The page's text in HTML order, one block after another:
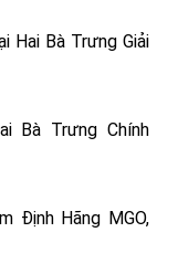
Hai Bà Trưng Giải
Bà Trưng Chính
Định Hãng MGO,